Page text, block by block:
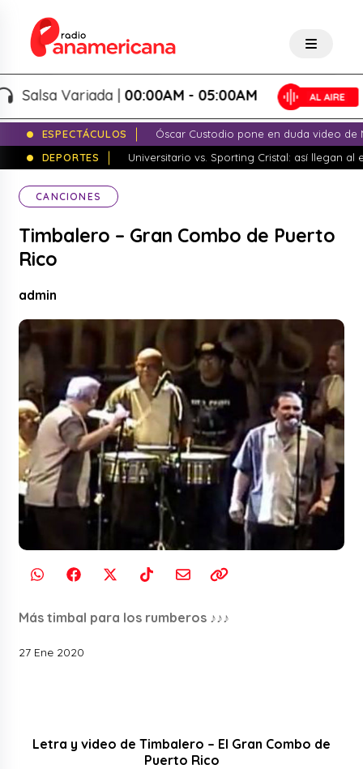
Variada |00:00AM - 05:00AM
ESPECTÁCULOS
Óscar Custodio pone en duda video de
DEPORTES
Universitario vs. Sporting Cristal: así llegan al
CANCIONES
Timbalero – Gran Combo de Puerto
Rico
admin
Más timbal para los rumberos ♪♪♪
27 Ene 2020
Letra y video de Timbalero – El Gran Combo de
Puerto Rico